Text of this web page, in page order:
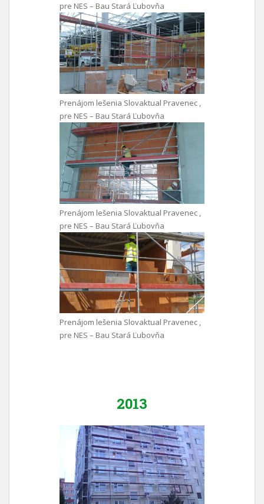
pre NES – Bau Stará Ľubovňa
Prenájom lešenia Slovaktual Pravenec ,
pre NES – Bau Stará Ľubovňa
Prenájom lešenia Slovaktual Pravenec ,
pre NES – Bau Stará Ľubovňa
Prenájom lešenia Slovaktual Pravenec ,
pre NES – Bau Stará Ľubovňa
2013